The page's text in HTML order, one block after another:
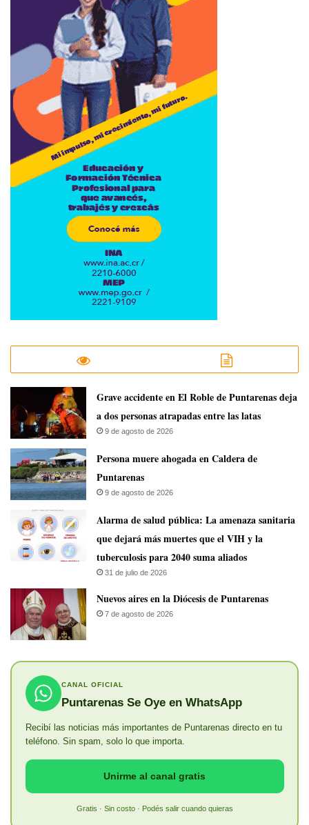
Grave accidente en El Roble de Puntarenas deja
a dos personas atrapadas entre las latas
9 de agosto de 2026
Persona muere ahogada en Caldera de
Puntarenas
9 de agosto de 2026
​Alarma de salud pública: La amenaza sanitaria
que dejará más muertes que el VIH y la
tuberculosis para 2040 suma aliados
31 de julio de 2026
​Nuevos aires en la Diócesis de Puntarenas
7 de agosto de 2026
CANAL OFICIAL
Puntarenas Se Oye en WhatsApp
Recibí las noticias más importantes de Puntarenas directo en tu
teléfono. Sin spam, solo lo que importa.
Unirme al canal gratis
Gratis · Sin costo · Podés salir cuando quieras